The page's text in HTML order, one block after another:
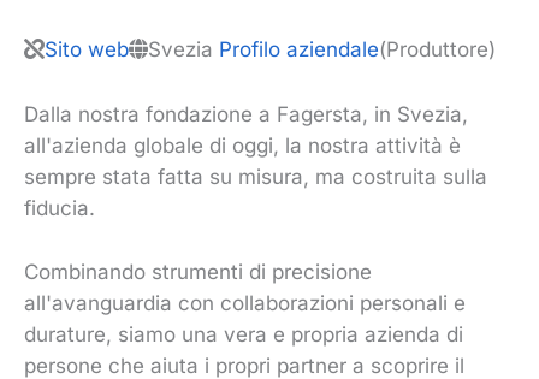
Sito web Svezia Profilo aziendale(Produttore)
Dalla nostra fondazione a Fagersta, in Svezia,
all'azienda globale di oggi, la nostra attività è
sempre stata fatta su misura, ma costruita sulla
fiducia.
Combinando strumenti di precisione
all'avanguardia con collaborazioni personali e
durature, siamo una vera e propria azienda di
persone che aiuta i propri partner a scoprire il